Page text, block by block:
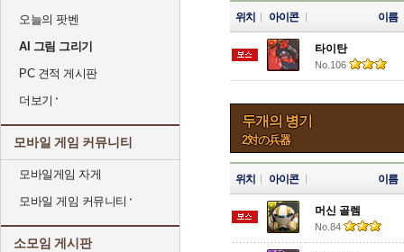
오늘의 팟벤
AI 그림 그리기
PC 견적 게시판
더보기
모바일 게임 커뮤니티
모바일게임 자게
모바일 게임 커뮤니티
소모임 게시판
위치 아이콘 이름
타이탄
No.106
두개의 병기
2対の兵器
위치 아이콘 이름
머신 골렘
No.84